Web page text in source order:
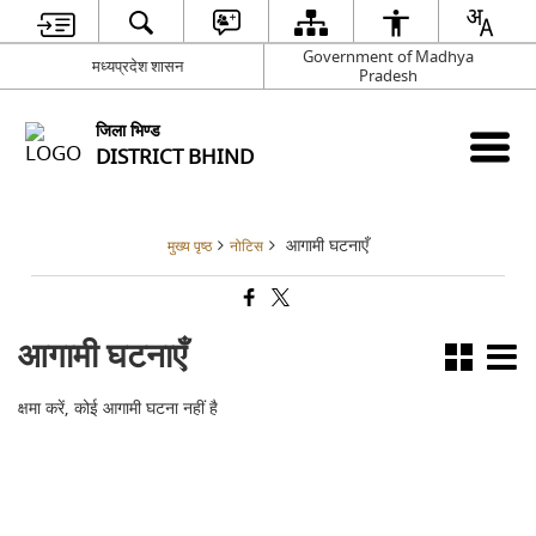
मध्यप्रदेश शासन
Government of Madhya
Pradesh
जिला भिण्‍ड
DISTRICT BHIND
मुख्य पृष्ठ नोटिस आगामी घटनाएँ
आगामी घटनाएँ
क्षमा करें, कोई आगामी घटना नहीं है